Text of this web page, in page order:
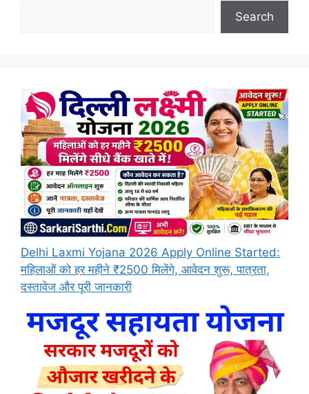
Search
Delhi Laxmi Yojana 2026 Apply Online Started:
महिलाओं को हर महीने ₹2500 मिलेंगे, आवेदन शुरू, पात्रता,
दस्तावेज और पूरी जानकारी